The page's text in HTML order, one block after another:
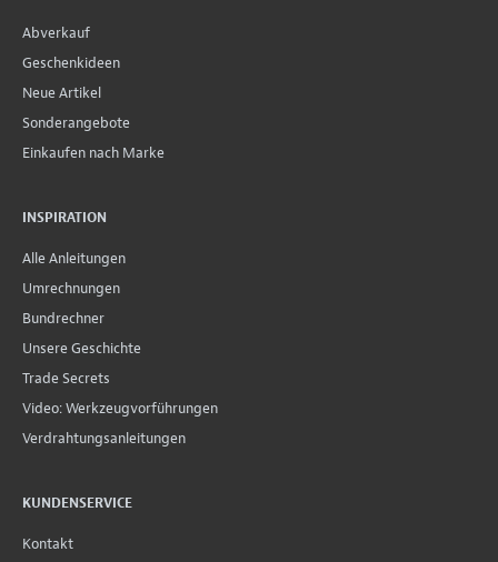
Abverkauf
Geschenkideen
Neue Artikel
Sonderangebote
Einkaufen nach Marke
INSPIRATION
Alle Anleitungen
Umrechnungen
Bundrechner
Unsere Geschichte
Trade Secrets
Video: Werkzeugvorführungen
Verdrahtungsanleitungen
KUNDENSERVICE
Kontakt